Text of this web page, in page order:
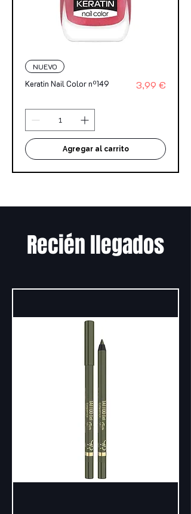
NUEVO
Keratin Nail Color nº149 Precio
3,99 €
Agregar al carrito
Recién llegados